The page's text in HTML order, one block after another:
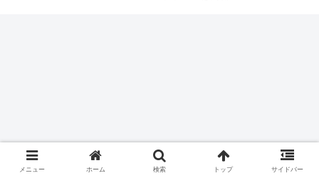
メニュー ホーム 検索 トップ サイドバー